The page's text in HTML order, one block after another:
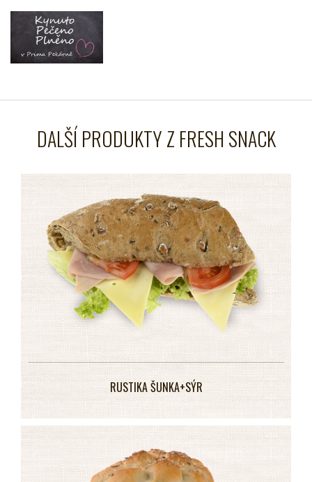
DALŠÍ PRODUKTY Z FRESH SNACK
RUSTIKA ŠUNKA+SÝR